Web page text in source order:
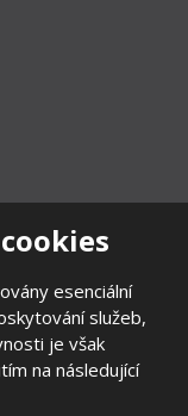
esenciální
služeb,
je však
na následující